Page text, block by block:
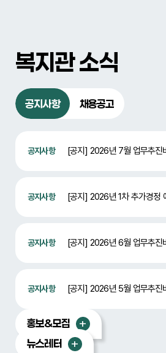
복지관 소식
공지사항 채용공고
[공지] 2026년 7월 업무추진
[공지] 2026년 1차 추가경정
[공지] 2026년 6월 업무추진
[공지] 2026년 5월 업무추진
홍보&모집
뉴스레터